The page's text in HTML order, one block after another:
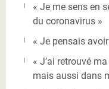
« Je me sens en
du coronavirus »
« Je pensais
« J’ai retrouvé
mais aussi dans